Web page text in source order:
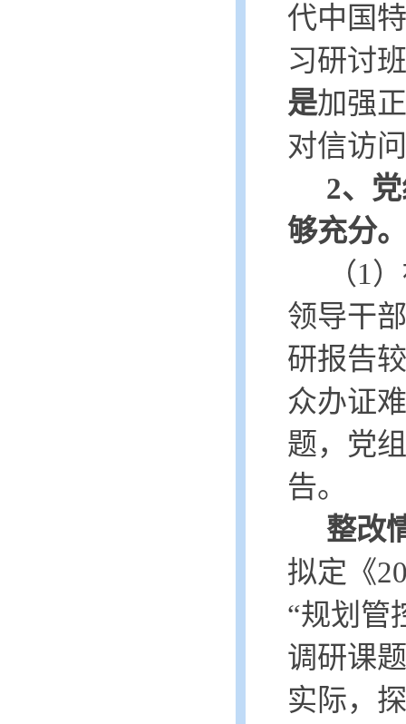
代中国
习研讨
是加强
对信访
2、
够充分。
（1）
领导干
研报告
众办证
题，党
告。
整改
拟定《
“规划管
调研课
实际，